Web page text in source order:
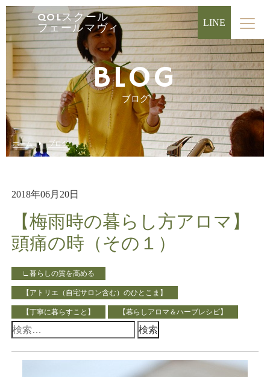
QOLスクール
フェールマヴィ
LINE
BLOG
ブログ
ホーム ブログ
2018年06月20日
【梅雨時の暮らし方アロマ】
頭痛の時（その１）
∟暮らしの質を高める
【アトリエ（自宅サロン含む）のひとこま】
【丁寧に暮らすこと】 【暮らしアロマ＆ハーブレシピ】
検